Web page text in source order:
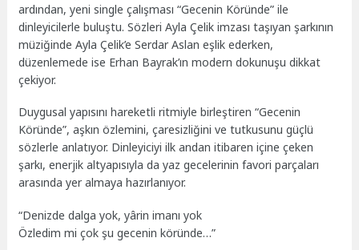
ardından, yeni single çalışması “Gecenin Köründe” ile
dinleyicilerle buluştu. Sözleri Ayla Çelik imzası taşıyan şarkının
müziğinde Ayla Çelik’e Serdar Aslan eşlik ederken,
düzenlemede ise Erhan Bayrak’ın modern dokunuşu dikkat
çekiyor.
Duygusal yapısını hareketli ritmiyle birleştiren “Gecenin
Köründe”, aşkın özlemini, çaresizliğini ve tutkusunu güçlü
sözlerle anlatıyor. Dinleyiciyi ilk andan itibaren içine çeken
şarkı, enerjik altyapısıyla da yaz gecelerinin favori parçaları
arasında yer almaya hazırlanıyor.
“Denizde dalga yok, yârin imanı yok
Özledim mi çok şu gecenin köründe…”